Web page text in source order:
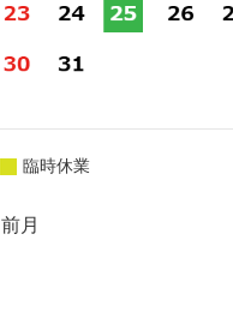
前月
臨時休業